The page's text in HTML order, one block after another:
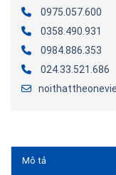
0975.057.600
0358.490.931
0984.886.353
024.33.521.686
Mô tả